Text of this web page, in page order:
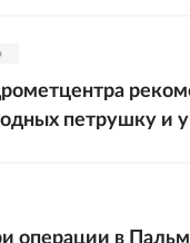
петрушку и
операции в